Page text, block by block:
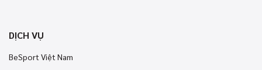
DỊCH VỤ
BeSport Việt Nam